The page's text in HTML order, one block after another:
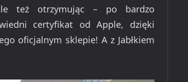
też otrzymując – po bardzo
certyfikat od Apple, dzięki
oficjalnym sklepie! A z Jabłkiem